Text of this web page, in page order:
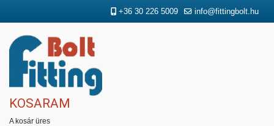
+36 30 226 5009 info@fittingbolt.hu
KOSARAM
A kosár üres